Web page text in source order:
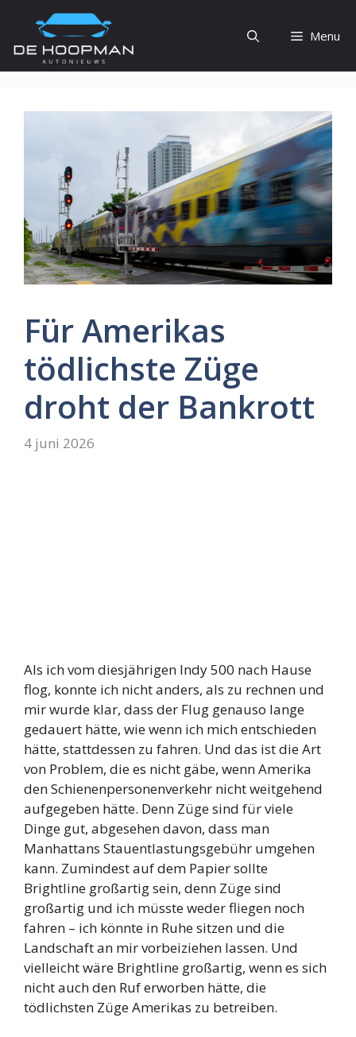
de
inhoud
Menu
Für Amerikas
tödlichste Züge
droht der Bankrott
4 juni 2026
Als ich vom diesjährigen Indy 500 nach Hause
flog, konnte ich nicht anders, als zu rechnen und
mir wurde klar, dass der Flug genauso lange
gedauert hätte, wie wenn ich mich entschieden
hätte, stattdessen zu fahren. Und das ist die Art
von Problem, die es nicht gäbe, wenn Amerika
den Schienenpersonenverkehr nicht weitgehend
aufgegeben hätte. Denn Züge sind für viele
Dinge gut, abgesehen davon, dass man
Manhattans Stauentlastungsgebühr umgehen
kann. Zumindest auf dem Papier sollte
Brightline großartig sein, denn Züge sind
großartig und ich müsste weder fliegen noch
fahren – ich könnte in Ruhe sitzen und die
Landschaft an mir vorbeiziehen lassen. Und
vielleicht wäre Brightline großartig, wenn es sich
nicht auch den Ruf erworben hätte, die
tödlichsten Züge Amerikas zu betreiben.